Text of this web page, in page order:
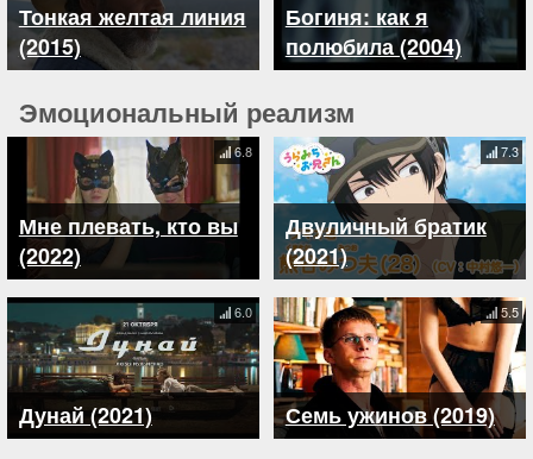
Тонкая желтая линия
(2015)
Богиня: как я
полюбила (2004)
Эмоциональный реализм
Мне плевать, кто вы
(2022)
6.8
Двуличный братик
(2021)
7.3
Дунай (2021)
6.0
Семь ужинов (2019)
5.5